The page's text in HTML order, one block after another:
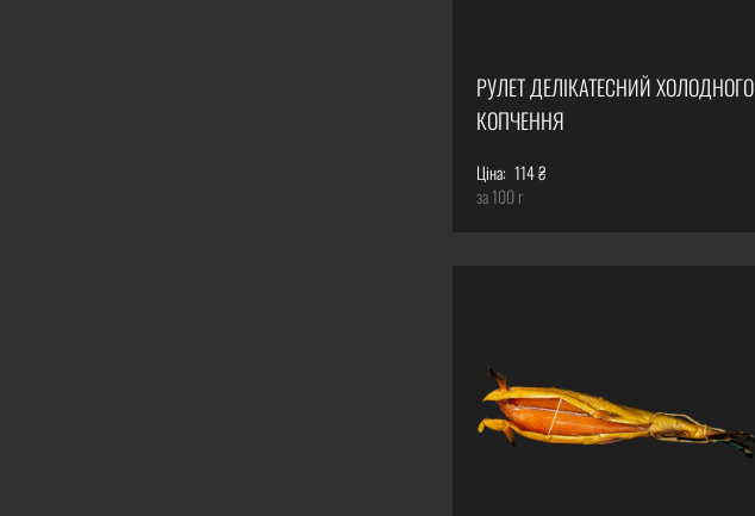
РУЛЕТ ДЕЛІКАТЕСНИЙ ХОЛОДНОГО
КОПЧЕННЯ
Ціна: 114 ₴
за 100 г